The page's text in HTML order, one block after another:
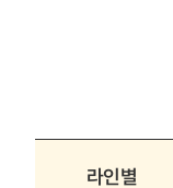
라인별